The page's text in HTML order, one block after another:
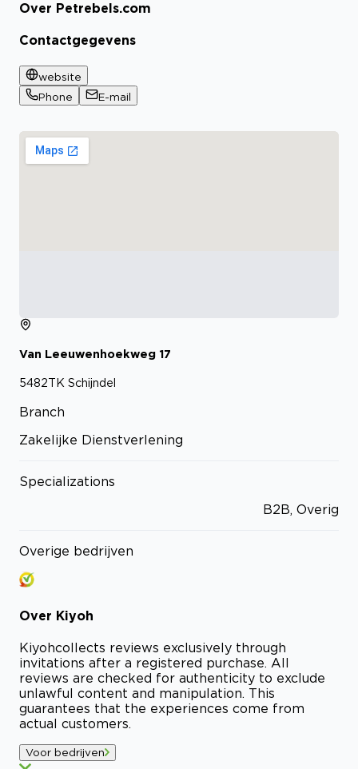
Over Petrebels.com
Contactgegevens
website
Phone
E-mail
Van Leeuwenhoekweg 17
5482TK Schijndel
Branch
Zakelijke Dienstverlening
Specializations
B2B, Overig
Overige bedrijven
Over Kiyoh
Kiyohcollects reviews exclusively through
invitations after a registered purchase. All
reviews are checked for authenticity to exclude
unlawful content and manipulation. This
guarantees that the experiences come from
actual customers.
Voor bedrijven